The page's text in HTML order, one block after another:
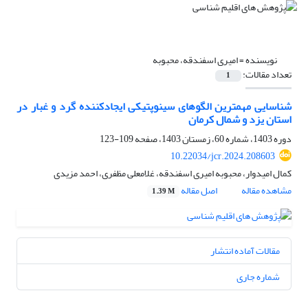
نویسنده =امیری اسفندقه، محبوبه
تعداد مقالات: 1
شناسایی مهمترین الگوهای سینوپتیکی ایجادکننده گرد و غبار در
استان یزد و شمال کرمان
دوره 1403، شماره 60، زمستان 1403، صفحه
109-123
10.22034/jcr.2024.208603
کمال امیدوار، محبوبه امیری اسفندقه، غلامعلی مظفری، احمد مزیدی
مشاهده مقاله
اصل مقاله 1.39 M
مقالات آماده انتشار
شماره جاری